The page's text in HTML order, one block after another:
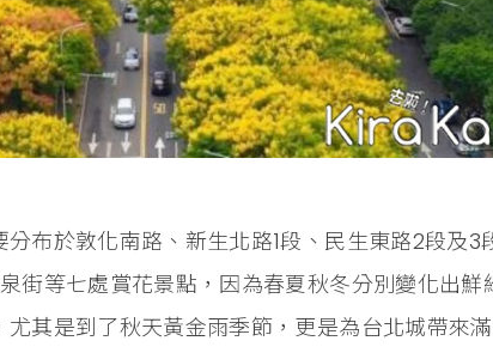
布於敦化南路、新生北路1段、民生東路2段及3
街等七處賞花景點，因為春夏秋冬分別變化出鮮
其是到了秋天黃金雨季節，更是為台北城帶來